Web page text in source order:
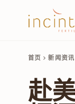
首页 chevron_right新闻资讯
赴